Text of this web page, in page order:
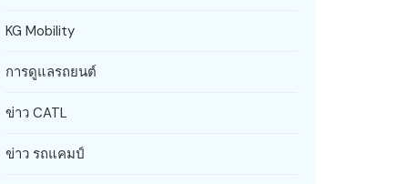
KG Mobility
การดูแลรถยนต์
ข่าว CATL
ข่าว รถแคมป์